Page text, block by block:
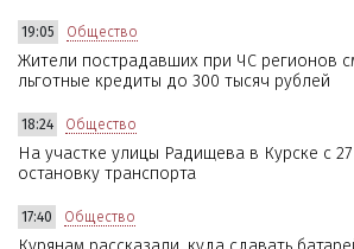
19:05 Общество
Жители пострадавших при ЧС регионов
льготные кредиты до 300 тысяч рублей
18:24 Общество
На участке улицы Радищева в Курске с 27
остановку транспорта
17:40 Общество